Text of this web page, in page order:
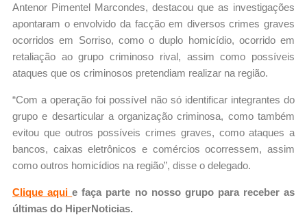
Antenor Pimentel Marcondes, destacou que as investigações
apontaram o envolvido da facção em diversos crimes graves
ocorridos em Sorriso, como o duplo homicídio, ocorrido em
retaliação ao grupo criminoso rival, assim como possíveis
ataques que os criminosos pretendiam realizar na região.
“Com a operação foi possível não só identificar integrantes do
grupo e desarticular a organização criminosa, como também
evitou que outros possíveis crimes graves, como ataques a
bancos, caixas eletrônicos e comércios ocorressem, assim
como outros homicídios na região”, disse o delegado.
Clique aquie faça parte no nosso grupo para receber as
últimas do HiperNoticias.